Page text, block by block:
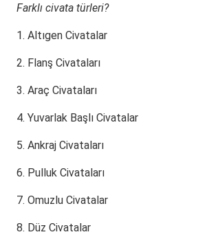
Farklı civata türleri?
1. Altıgen Civatalar
2. Flanş Civataları
3. Araç Civataları
4. Yuvarlak Başlı Civatalar
5. Ankraj Civataları
6. Pulluk Civataları
7. Omuzlu Civatalar
8. Düz Civatalar